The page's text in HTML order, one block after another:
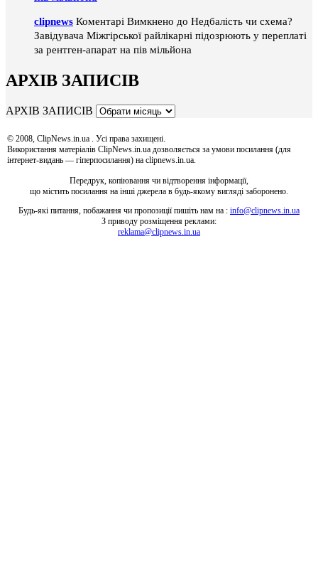
clipnews Коментарі Вимкнено до Недбалість чи схема?
Завідувача Міжгірської райлікарні підозрюють у переплаті
за рентген-апарат на пів мільйона
АРХІВ ЗАПИСІВ
АРХІВ ЗАПИСІВ
© 2008, ClipNews.in.ua . Усі права захищені.
Використання матеріалів ClipNews.in.ua дозволяється за умови посилання (для
інтернет-видань — гіперпосилання) на clipnews.in.ua.
Передрук, копіювання чи відтворення інформації,
що містить посилання на інші джерела в будь-якому вигляді заборонено.
Будь-які питання, побажання чи пропозиції пишіть нам на : info@clipnews.in.ua
З приводу розміщення реклами:
reklama@clipnews.in.ua